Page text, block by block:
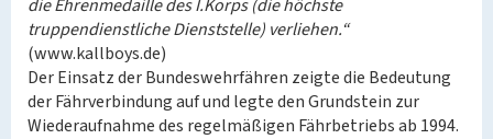
die Ehrenmedaille des I.Korps (die höchste
truppendienstliche Dienststelle) verliehen.“
(www.kallboys.de)
Der Einsatz der Bundeswehrfähren zeigte die Bedeutung
der Fährverbindung auf und legte den Grundstein zur
Wiederaufnahme des regelmäßigen Fährbetriebs ab 1994.